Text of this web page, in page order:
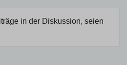
in der Diskussion, seien